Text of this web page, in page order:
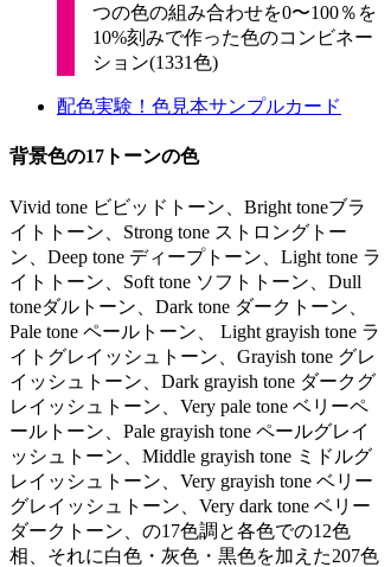
つの色の組み合わせを0〜100％を
10%刻みで作った色のコンビネー
ション(1331色)
配色実験！色見本サンプルカード
背景色の17トーンの色
Vivid tone ビビッドトーン、Bright toneブラ
イトトーン、Strong tone ストロングトー
ン、Deep tone ディープトーン、Light tone ラ
イトトーン、Soft tone ソフトトーン、Dull
toneダルトーン、Dark tone ダークトーン、
Pale tone ペールトーン、 Light grayish tone ラ
イトグレイッシュトーン、Grayish tone グレ
イッシュトーン、Dark grayish tone ダークグ
レイッシュトーン、Very pale tone ベリーペ
ールトーン、Pale grayish tone ペールグレイ
ッシュトーン、Middle grayish tone ミドルグ
レイッシュトーン、Very grayish tone ベリー
グレイッシュトーン、Very dark tone ベリー
ダークトーン、の17色調と各色での12色
相、それに白色・灰色・黒色を加えた207色